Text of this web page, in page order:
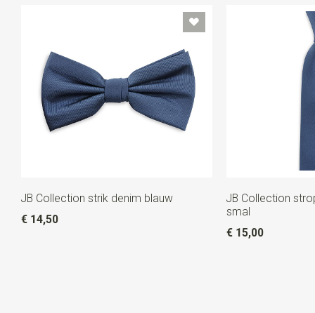
JB Collection strik denim blauw
€ 14,50
JB Collection
smal
€ 15,00